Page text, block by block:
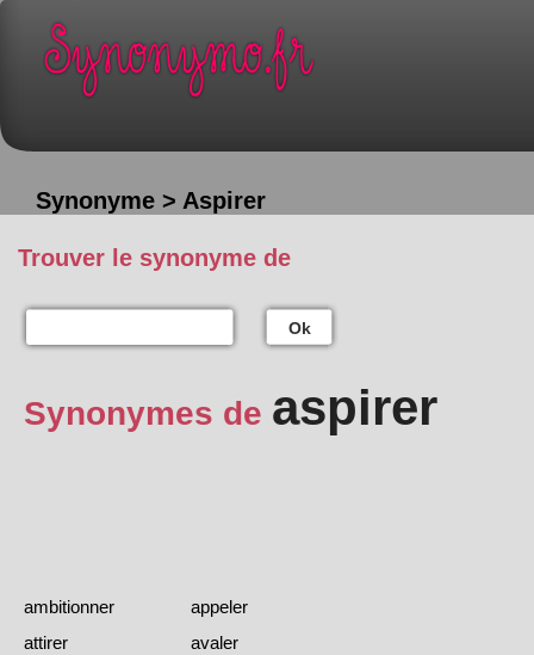
Synonyme > Aspirer
Trouver le synonyme de
Ok
Synonymes de aspirer
ambitionner
appeler
attirer
avaler